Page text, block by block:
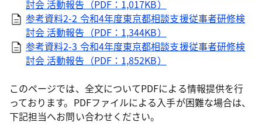
討会 活動報告（PDF：1,017KB）
参考資料2-2 令和4年度東京都相談支援従事者研修検
討会 活動報告（PDF：1,344KB）
参考資料2-3 令和4年度東京都相談支援従事者研修検
討会 活動報告（PDF：1,852KB）
このページでは、全文についてPDFによる情報提供を行
っております。PDFファイルによる入手が困難な場合は、
下記担当へお問い合わせください。